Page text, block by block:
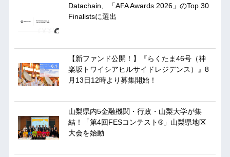
Datachain、「AFA Awards 2026」のTop 30
Finalistsに選出
【新ファンド公開！】『らくたま46号（神
楽坂トワイシアヒルサイドレジデンス）』8
月13日12時より募集開始！
山梨県内5金融機関・行政・山梨大学が集
結！「第4回FESコンテスト®」山梨県地区
大会を始動